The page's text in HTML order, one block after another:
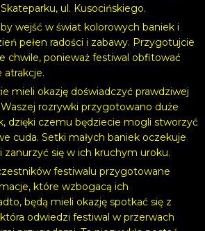
ul. Kusocińskiego.
by wejść w świat kolorowych baniek i
pełen radości i zabawy. Przygotujcie
chwile, ponieważ festiwal obfitować
atrakcje.
mieli okazję doświadczyć prawdziwej
rozrywki przygotowano duże
dzięki czemu będziecie mogli stworzyć
cuda. Setki małych baniek oczekuje
zanurzyć się w ich kruchym uroku.
festiwalu przygotowane
które wzbogacą ich
będą mieli okazję spotkać się z
odwiedzi festiwal w przerwach